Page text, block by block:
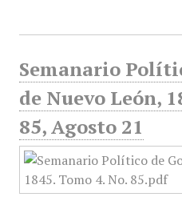
Semanario
de Nuevo León,
85, Agosto 21